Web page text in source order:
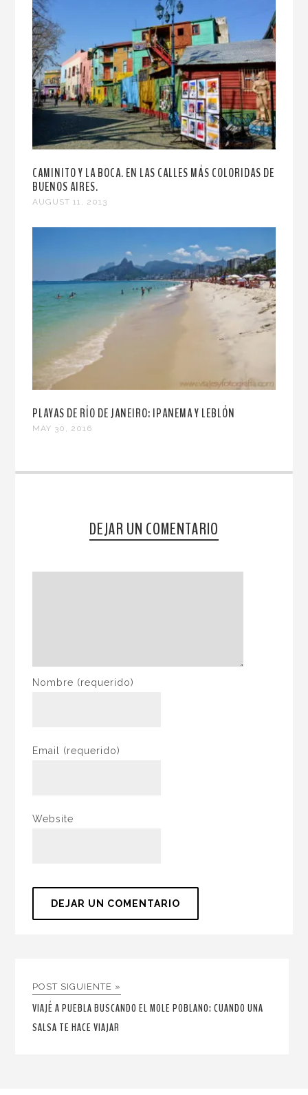
CAMINITO Y LA BOCA. EN LAS CALLES MÁS COLORIDAS DE
BUENOS AIRES.
AUGUST 11, 2013
PLAYAS DE RÍO DE JANEIRO: IPANEMA Y LEBLÓN
MAY 30, 2016
DEJAR UN COMENTARIO
Nombre (requerido)
Email (requerido)
Website
POST SIGUIENTE »
VIAJÉ A PUEBLA BUSCANDO EL MOLE POBLANO: CUANDO UNA
SALSA TE HACE VIAJAR